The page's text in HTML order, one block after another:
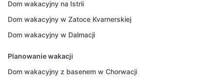
Dom wakacyjny na Istrii
Dom wakacyjny w Zatoce Kvarnerskiej
Dom wakacyjny w Dalmacji
Planowanie wakacji
Dom wakacyjny z basenem w Chorwacji